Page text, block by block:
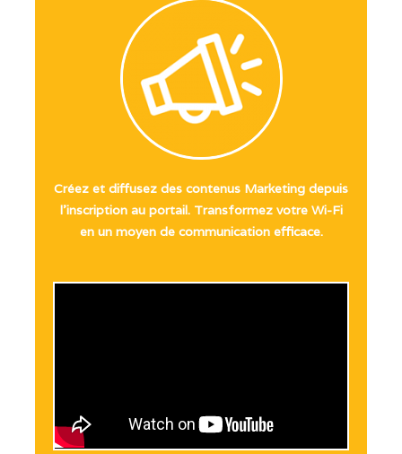
Créez et diffusez des contenus Marketing depuis
l’inscription au portail. Transformez votre Wi-Fi
en un moyen de communication efficace.